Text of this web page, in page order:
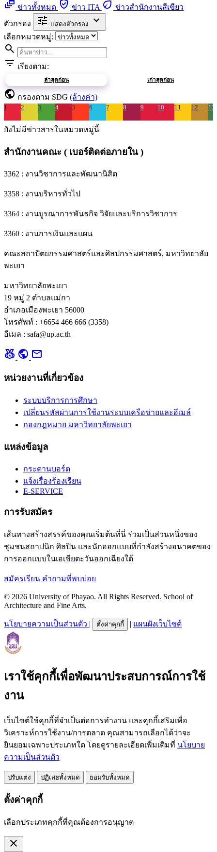
dynamic_feed ข่าวทั้งหมด verified_user ข่าว ITA eco ข่าวสำนักงานสีเขียว
ตัวกรอง
tune แสดงตัวกรอง expand_more
เลือกหมวดหมู่:
search
filter_list เรียงตาม:
ล่าสุดก่อน เก่าสุดก่อน
public กรองตาม SDG (ล้างค่า)
1 2 3 4 5 6 7 8 9 10 11 12 13
ยังไม่มีข่าวสารในหมวดหมู่นี้
สำนักงานคณะ ( เบอร์ติดต่อภายใน )
3362 : งานวิชาการและพัฒนานิสิต
3358 : งานบริหารทั่วไป
3364 : งานบูรณาการพันธกิจ วิจัยและบริการวิชาการ
3360 : งานการเงินและแผน
คณะสถาปัตยกรรมศาสตร์และศิลปกรรมศาสตร์, มหาวิทยาลัย
พะเยา
มหาวิทยาลัยพะเยา
19 หมู่ 2 ตำบลแม่กา
อำเภอเมืองพะเยา 56000
โทรศัพท์ : +6654 466 666 (3358)
อีเมล : safa@up.ac.th
social_leaderboard public mail
หน่วยงานที่เกี่ยวข้อง
ระบบบริการการศึกษา
เปลี่ยนรหัสผ่านการใช้งานระบบเครือข่ายและอีเมล์
กองกฎหมาย มหาวิทยาลัยพะเยา
แหล่งข้อมูล
กระดานบอร์ด
แจ้งเรื่องร้องเรียน
E-SERVICE
การรับสมัคร
เส้นทางสร้างสรรค์ของคุณเริ่มต้นที่นี่ ร่วมเป็นส่วนหนึ่งของ
ชุมชนสถาปนิก ศิลปิน และนักออกแบบที่กำลังสร้างอนาคตของ
การออกแบบในเอเชียตะวันออกเฉียงใต้
สมัครเรียน คำถามที่พบบ่อย
© 2026 University of Phayao. All Rights Reserved. School of
Architecture and Fine Arts.
นโยบายความเป็นส่วนตัว | ตั้งค่าคุกกี้ | แผนผังเว็บไซต์
เราใช้คุกกี้เพื่อพัฒนาประสบการณ์การใช้
งาน
เว็บไซต์ใช้คุกกี้ที่จำเป็นต่อการทำงาน และคุกกี้เสริมเพื่อ
วิเคราะห์การใช้งาน/การตลาด คุณสามารถเลือกได้ว่าจะ
ยินยอมเฉพาะประเภทใด โดยดูรายละเอียดเพิ่มเติมที่ นโยบาย
ความเป็นส่วนตัว
ปรับแต่ง ปฏิเสธทั้งหมด ยอมรับทั้งหมด
ตั้งค่าคุกกี้
เลือกประเภทคุกกี้ที่คุณต้องการอนุญาต
close